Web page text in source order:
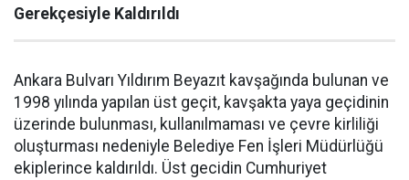
Gerekçesiyle Kaldırıldı
Ankara Bulvarı Yıldırım Beyazıt kavşağında bulunan ve
1998 yılında yapılan üst geçit, kavşakta yaya geçidinin
üzerinde bulunması, kullanılmaması ve çevre kirliliği
oluşturması nedeniyle Belediye Fen İşleri Müdürlüğü
ekiplerince kaldırıldı. Üst gecidin Cumhuriyet